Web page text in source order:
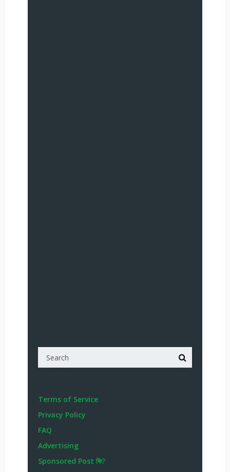
Terms of Service
Privacy Policy
FAQ
Advertising
Sponsored Post কি?